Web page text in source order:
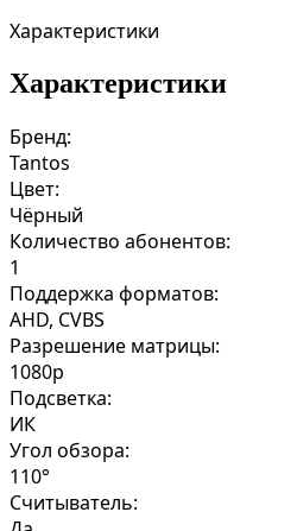
Характеристики
Характеристики
Бренд:
Tantos
Цвет:
Чёрный
Количество абонентов:
1
Поддержка форматов:
AHD, CVBS
Разрешение матрицы:
1080p
Подсветка:
ИК
Угол обзора:
110°
Считыватель: